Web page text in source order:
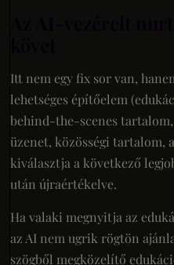
Itt nem egy fix sor van,
lehetséges építőelem
behind-the-scenes
üzenet, közösségi tartalom,
kiválasztja a következő
után újraértékelve.
Ha valaki megnyitja az
az AI nem ugrik rögtön
szögből megközelítő